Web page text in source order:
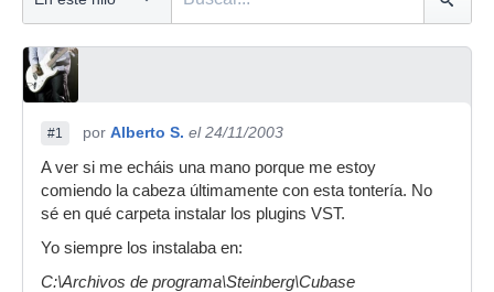
#1 por Alberto S. el 24/11/2003
A ver si me echáis una mano porque me estoy
comiendo la cabeza últimamente con esta tontería. No
sé en qué carpeta instalar los plugins VST.
Yo siempre los instalaba en:
C:\Archivos de programa\Steinberg\Cubase